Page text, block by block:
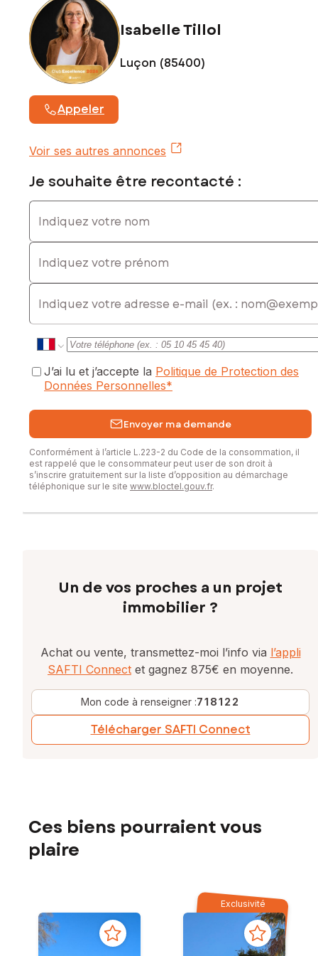
sous le numéro 835 323 007
Isabelle Tillol
Luçon (85400)
Appeler
Voir ses autres annonces
Je souhaite être recontacté :
Indiquez votre nom
Indiquez votre prénom
E-mail
J’ai lu et j’accepte la Politique de Protection des
Données Personnelles*
Envoyer ma demande
Conformément à l’article L.223-2 du Code de la consommation, il
est rappelé que le consommateur peut user de son droit à
s’inscrire gratuitement sur la liste d’opposition au démarchage
téléphonique sur le site www.bloctel.gouv.fr.
Un de vos proches a un projet
immobilier ?
Achat ou vente, transmettez-moi l’info via l’appli
SAFTI Connect et gagnez 875€ en moyenne.
Mon code à renseigner :718122
Télécharger SAFTI Connect
Ces biens pourraient vous
plaire
Exclusivité